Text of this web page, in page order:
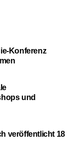
Konferenz
und
veröffentlicht 18